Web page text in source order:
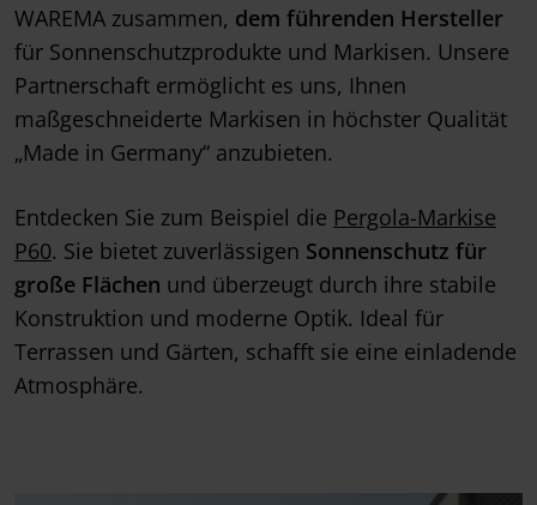
WAREMA zusammen, dem führenden Hersteller
für Sonnenschutzprodukte und Markisen. Unsere
Partnerschaft ermöglicht es uns, Ihnen
maßgeschneiderte Markisen in höchster Qualität
„Made in Germany“ anzubieten.
Entdecken Sie zum Beispiel die Pergola-Markise
P60. Sie bietet zuverlässigen Sonnenschutz für
große Flächen und überzeugt durch ihre stabile
Konstruktion und moderne Optik. Ideal für
Terrassen und Gärten, schafft sie eine einladende
Atmosphäre.